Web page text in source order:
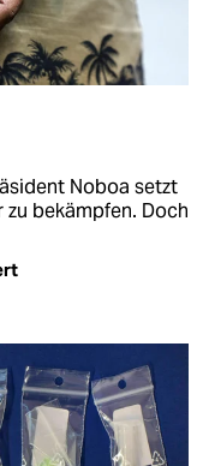
Noboa setzt
bekämpfen. Doch